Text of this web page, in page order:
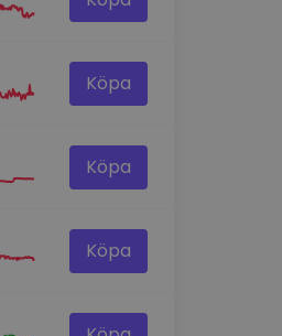
Köpa
Köpa
Köpa